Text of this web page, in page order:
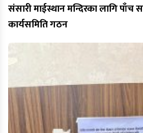
संसारी माईस्थान मन्दिरका लागि पाँच
कार्यसमिति गठन